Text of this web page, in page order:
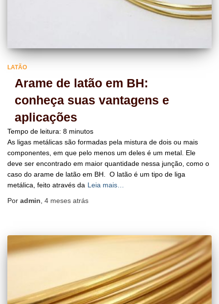
LATÃO
Arame de latão em BH:
conheça suas vantagens e
aplicações
Tempo de leitura: 8 minutos
As ligas metálicas são formadas pela mistura de dois ou mais
componentes, em que pelo menos um deles é um metal. Ele
deve ser encontrado em maior quantidade nessa junção, como o
caso do arame de latão em BH. O latão é um tipo de liga
metálica, feito através da Leia mais…
Por admin 4 meses atrás